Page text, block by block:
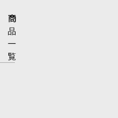
商
品
一
覧